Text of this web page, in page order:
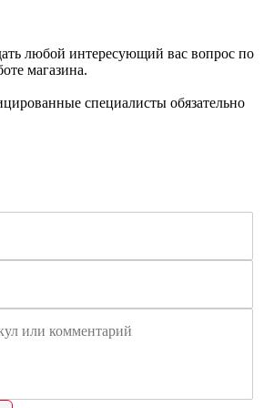
любой интересующий вас вопрос по
магазина.
специалисты обязательно